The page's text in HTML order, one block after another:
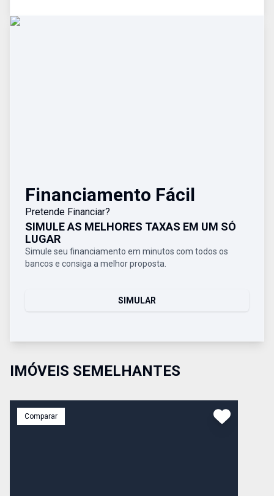
Financiamento Fácil
Pretende Financiar?
SIMULE AS MELHORES TAXAS EM UM SÓ
LUGAR
Simule seu financiamento em minutos com todos os
bancos e consiga a melhor proposta.
SIMULAR
IMÓVEIS SEMELHANTES
Comparar